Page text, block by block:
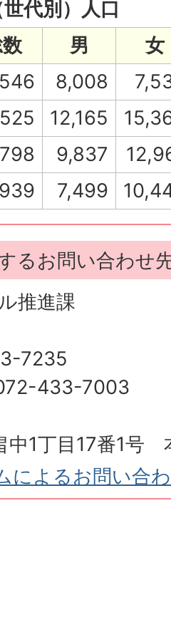
代別）人口
男
女
8,008
12,165
9,837
7,499
るお問い合わせ
推進課
7235
433-7003
中1丁目17番1号
によるお問い合